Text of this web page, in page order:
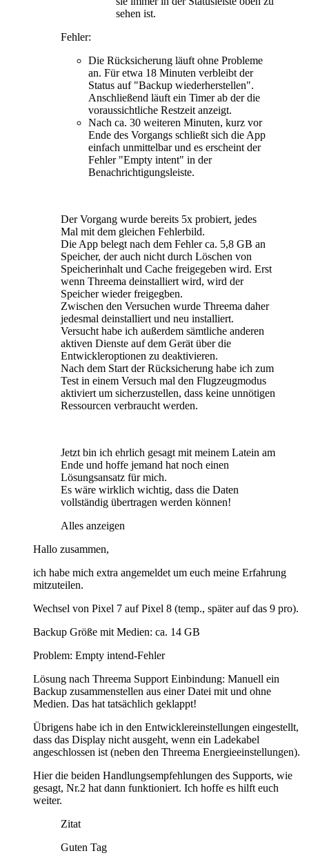
sehen ist.
Fehler:
Die Rücksicherung läuft ohne Probleme
an. Für etwa 18 Minuten verbleibt der
Status auf "Backup wiederherstellen".
Anschließend läuft ein Timer ab der die
voraussichtliche Restzeit anzeigt.
Nach ca. 30 weiteren Minuten, kurz vor
Ende des Vorgangs schließt sich die App
einfach unmittelbar und es erscheint der
Fehler "Empty intent" in der
Benachrichtigungsleiste.
Der Vorgang wurde bereits 5x probiert, jedes
Mal mit dem gleichen Fehlerbild.
Die App belegt nach dem Fehler ca. 5,8 GB an
Speicher, der auch nicht durch Löschen von
Speicherinhalt und Cache freigegeben wird. Erst
wenn Threema deinstalliert wird, wird der
Speicher wieder freigegben.
Zwischen den Versuchen wurde Threema daher
jedesmal deinstalliert und neu installiert.
Versucht habe ich außerdem sämtliche anderen
aktiven Dienste auf dem Gerät über die
Entwickleroptionen zu deaktivieren.
Nach dem Start der Rücksicherung habe ich zum
Test in einem Versuch mal den Flugzeugmodus
aktiviert um sicherzustellen, dass keine unnötigen
Ressourcen verbraucht werden.
Jetzt bin ich ehrlich gesagt mit meinem Latein am
Ende und hoffe jemand hat noch einen
Lösungsansatz für mich.
Es wäre wirklich wichtig, dass die Daten
vollständig übertragen werden können!
Alles anzeigen
Hallo zusammen,
ich habe mich extra angemeldet um euch meine Erfahrung
mitzuteilen.
Wechsel von Pixel 7 auf Pixel 8 (temp., später auf das 9 pro).
Backup Größe mit Medien: ca. 14 GB
Problem: Empty intend-Fehler
Lösung nach Threema Support Einbindung: Manuell ein
Backup zusammenstellen aus einer Datei mit und ohne
Medien. Das hat tatsächlich geklappt!
Übrigens habe ich in den Entwicklereinstellungen eingestellt,
dass das Display nicht ausgeht, wenn ein Ladekabel
angeschlossen ist (neben den Threema Energieeinstellungen).
Hier die beiden Handlungsempfehlungen des Supports, wie
gesagt, Nr.2 hat dann funktioniert. Ich hoffe es hilft euch
weiter.
Zitat
Guten Tag